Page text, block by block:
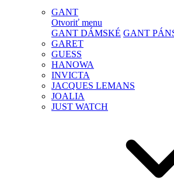
GANT
Otvoriť menu
GANT DÁMSKÉ GANT
GARET
GUESS
HANOWA
INVICTA
JACQUES LEMANS
JOALIA
JUST WATCH